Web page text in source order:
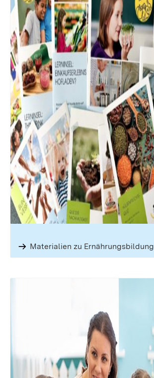
Materialien zu Ernährungs­bildung